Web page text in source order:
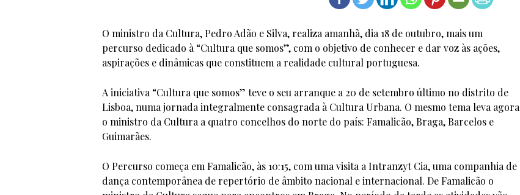
O ministro da Cultura, Pedro Adão e Silva, realiza amanhã, dia 18 de outubro, mais um
percurso dedicado à “Cultura que somos”, com o objetivo de conhecer e dar voz às ações,
aspirações e dinâmicas que constituem a realidade cultural portuguesa.
A iniciativa “Cultura que somos” teve o seu arranque a 20 de setembro último no distrito de
Lisboa, numa jornada integralmente consagrada à Cultura Urbana. O mesmo tema leva agora
o ministro da Cultura a quatro concelhos do norte do país: Famalicão, Braga, Barcelos e
Guimarães.
O Percurso começa em Famalicão, às 10:15, com uma visita a Intranzyt Cia, uma companhia de
dança contemporânea de repertório de âmbito nacional e internacional. De Famalicão o